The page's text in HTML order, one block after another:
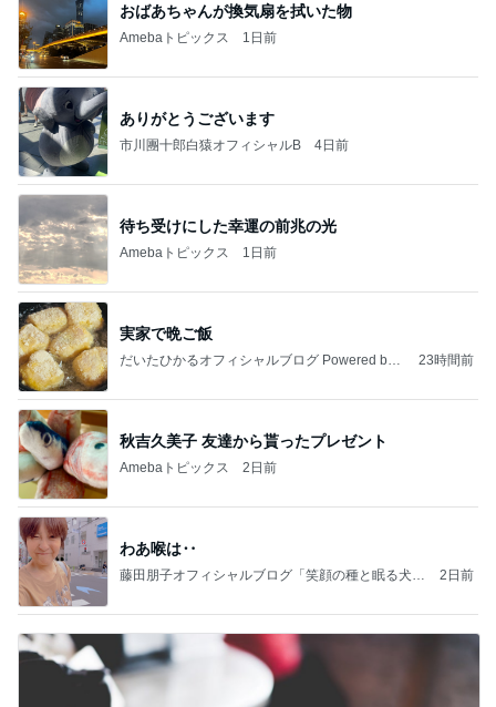
おばあちゃんが換気扇を拭いた物
Amebaトピックス 1日前
ありがとうございます
市川團十郎白猿オフィシャルB 4日前
待ち受けにした幸運の前兆の光
Amebaトピックス 1日前
実家で晩ご飯
だいたひかるオフィシャルブログ Powered by
23時間前
秋吉久美子 友達から貰ったプレゼント
Amebaトピックス 2日前
わあ喉は‥
藤田朋子オフィシャルブログ「笑顔の種と眠る犬」
2日前